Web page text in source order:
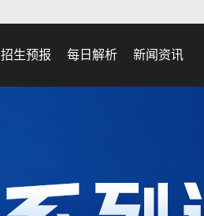
招生预报 每日解析
新闻资讯